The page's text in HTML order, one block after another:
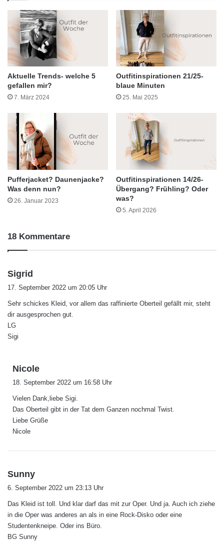
Aktuelle Trends- welche 5
gefallen mir?
7. März 2024
Outfitinspirationen 21/25-
blaue Minuten
25. Mai 2025
Pufferjacket? Daunenjacke?
Was denn nun?
26. Januar 2023
Outfitinspirationen 14/26-
Übergang? Frühling? Oder
was?
5. April 2026
18 Kommentare
Sigrid
t
:
17. September 2022 um 20:05 Uhr
Sehr schickes Kleid, vor allem das raffinierte Oberteil gefällt mir, steht
dir ausgesprochen gut.
LG
Sigi
Nicole
t
:
18. September 2022 um 16:58 Uhr
Vielen Dank,liebe Sigi.
Das Oberteil gibt in der Tat dem Ganzen nochmal Twist.
Liebe Grüße
Nicole
Sunny
t
:
6. September 2022 um 23:13 Uhr
Das Kleid ist toll. Und klar darf das mit zur Oper. Und ja. Auch ich ziehe
in die Oper was anderes an als in eine Rock-Disko oder eine
Studentenkneipe. Oder ins Büro.
BG Sunny